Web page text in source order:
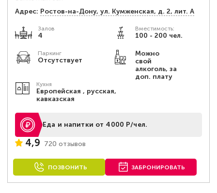
Адрес: Ростов-на-Дону, ул. Кумженская, д. 2, лит. А
Залов
4
Вместимость:
100 - 200 чел.
Паркинг
Отсутствует
Можно
свой
алкоголь, за
доп. плату
Кухня
Европейская , русская,
кавказская
Еда и напитки от 4000 Р/чел.
4,9 720 отзывов
ПОЗВОНИТЬ ЗАБРОНИРОВАТЬ